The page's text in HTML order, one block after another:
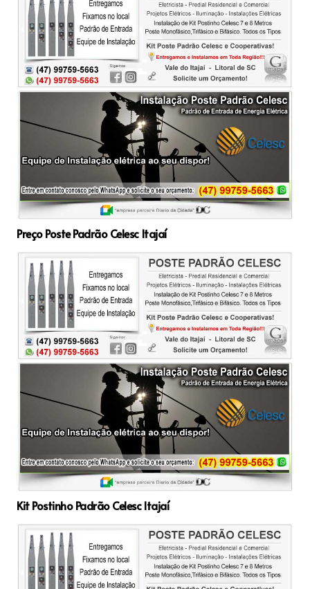
Preço Poste Padrão Celesc Itajaí
Kit Postinho Padrão Celesc Itajaí